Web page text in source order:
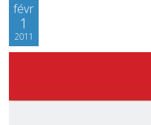
févr
1
2011